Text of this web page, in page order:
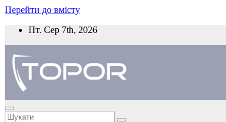
Перейти до вмісту
Пт. Сер 7th, 2026